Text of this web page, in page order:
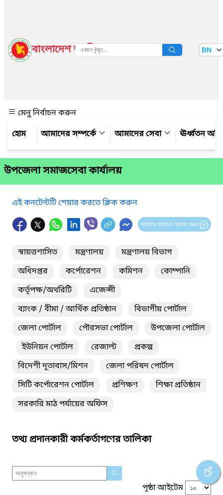
বাংলাদেশ জাতীয় তথ্য বাতায়ন BN
মেনু নির্বাচন করুন
আমাদের সম্পর্কে
আমাদের সেবা ঊর্ধ্বতন
উপজেলা সমাজসেবা কার্যালয়
এই কনটেন্টটি শেয়ার করতে ক্লিক করুন
আপনার মতামত প্রদান করুন
স্বায়ত্তশাসিত মন্ত্রণালয়
মন্ত্রণালয় বিভাগ
অধিদপ্তর
কর্পোরেশন কমিশন
কোম্পানি
কর্তৃপক্ষ/অথরিটি
এজেন্সী
ব্যাংক / বীমা / আর্থিক প্রতিষ্ঠান
বিভাগীয় পোর্টাল
জেলা পোর্টাল
পৌরসভা পোর্টাল
উপজেলা পোর্টাল
ইউনিয়ন পোর্টাল
রেজাল্ট
প্রকল্প
বিদেশী দূতাবাস/মিশন
জেলা পরিষদ পোর্টাল
সিটি কর্পোরেশন পোর্টাল
প্রশিক্ষণ
শিক্ষা প্রতিষ্ঠান
সরকারি মাঠ পর্যায়ের অফিস
তথ্য প্রদানকারী কর্মকর্তাগণের তালিকা
পৃষ্ঠা আইটেম